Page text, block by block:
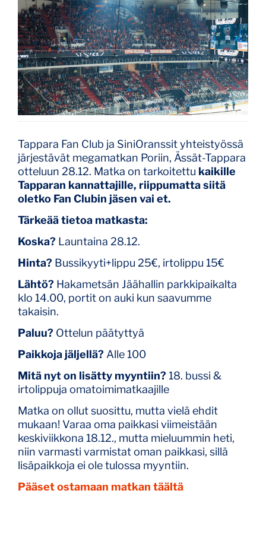
Tappara Fan Club ja SiniOranssit yhteistyössä
järjestävät megamatkan Poriin, Ässät-Tappara
otteluun 28.12. Matka on tarkoitettu kaikille
Tapparan kannattajille, riippumatta siitä
oletko Fan Clubin jäsen vai et.
Tärkeää tietoa matkasta:
Koska? Launtaina 28.12.
Hinta? Bussikyyti+lippu 25€, irtolippu 15€
Lähtö? Hakametsän Jäähallin parkkipaikalta
klo 14.00, portit on auki kun saavumme
takaisin.
Paluu? Ottelun päätyttyä
Paikkoja jäljellä? Alle 100
Mitä nyt on lisätty myyntiin?18. bussi &
irtolippuja omatoimimatkaajille
Matka on ollut suosittu, mutta vielä ehdit
mukaan! Varaa oma paikkasi viimeistään
keskiviikkona 18.12., mutta mieluummin heti,
niin varmasti varmistat oman paikkasi, sillä
lisäpaikkoja ei ole tulossa myyntiin.
Pääset ostamaan matkan täältä